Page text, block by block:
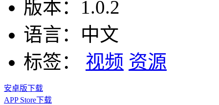
版本： 1.0.2
语言： 中文
标签：
视频 资源
安卓版下载
APP Store下载